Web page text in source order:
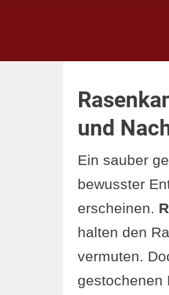
und
Ein sauber
bewusster
erscheinen.
halten den
vermuten.
gestochenen